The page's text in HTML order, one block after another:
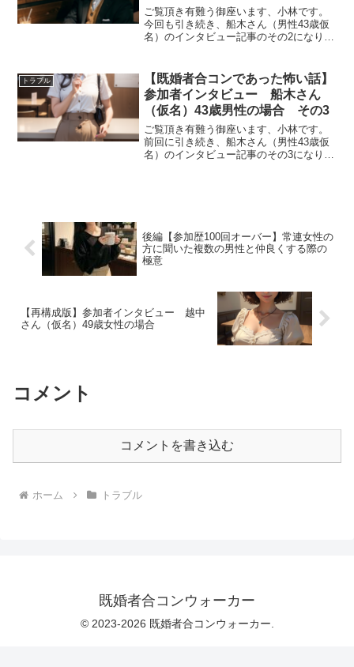
ご覧頂き有難う御座います、小林です。
今回も引き続き、船木さん（男性43歳仮
名）のインタビュー記事のその2になりま
す。ーー今回もどんどん話を伺っていき
たいと思うのですが、お...
トラブル
【既婚者合コンであった怖い話】
参加者インタビュー 船木さん
（仮名）43歳男性の場合 その3
ご覧頂き有難う御座います、小林です。
前回に引き続き、船木さん（男性43歳仮
名）のインタビュー記事のその3になりま
後編【参加歴100回オーバー】常連女性の
方に聞いた複数の男性と仲良くする際の
極意
【再構成版】参加者インタビュー 越中
さん（仮名）49歳女性の場合
コメント
コメントを書き込む
ホーム トラブル
既婚者合コンウォーカー
© 2023-2026 既婚者合コンウォーカー.